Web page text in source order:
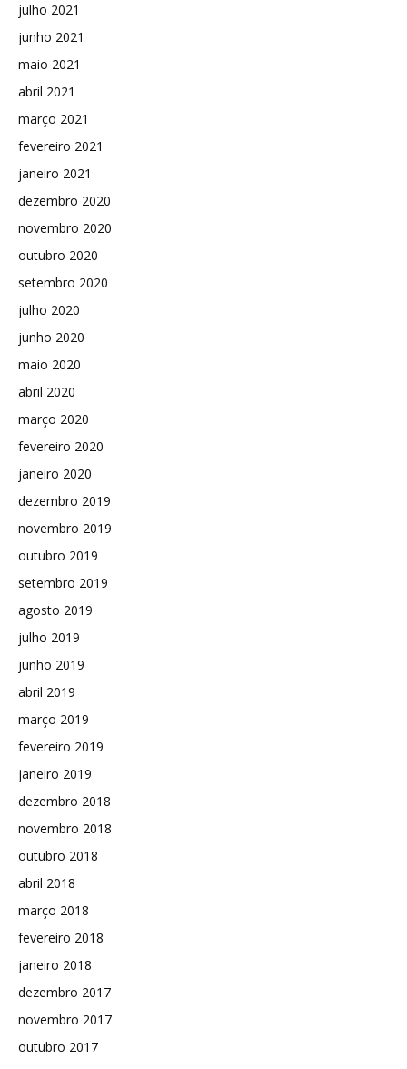
julho 2021
junho 2021
maio 2021
abril 2021
março 2021
fevereiro 2021
janeiro 2021
dezembro 2020
novembro 2020
outubro 2020
setembro 2020
julho 2020
junho 2020
maio 2020
abril 2020
março 2020
fevereiro 2020
janeiro 2020
dezembro 2019
novembro 2019
outubro 2019
setembro 2019
agosto 2019
julho 2019
junho 2019
abril 2019
março 2019
fevereiro 2019
janeiro 2019
dezembro 2018
novembro 2018
outubro 2018
abril 2018
março 2018
fevereiro 2018
janeiro 2018
dezembro 2017
novembro 2017
outubro 2017